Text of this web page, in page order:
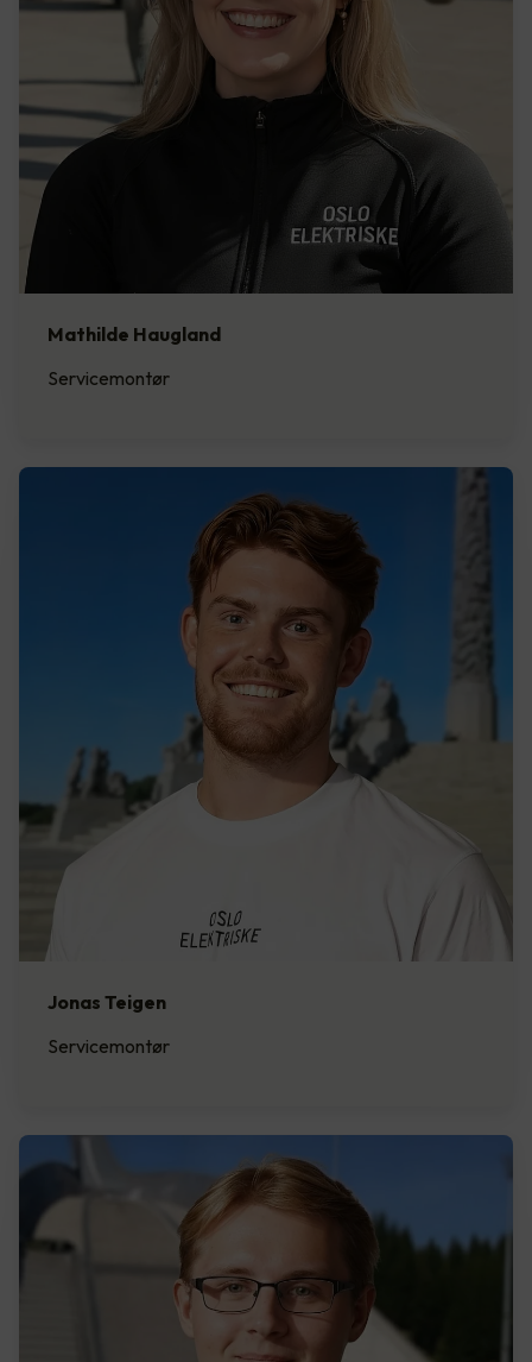
Mathilde Haugland
Servicemontør
Jonas Teigen
Servicemontør